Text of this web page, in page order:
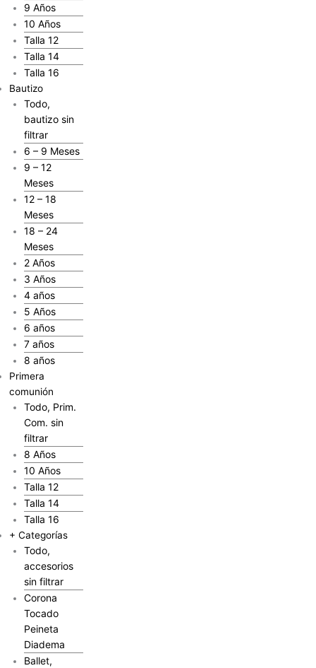
9 Años
10 Años
Talla 12
Talla 14
Talla 16
Bautizo
Todo,
bautizo sin
filtrar
6 – 9 Meses
9 – 12
Meses
12 – 18
Meses
18 – 24
Meses
2 Años
3 Años
4 años
5 Años
6 años
7 años
8 años
Primera
comunión
Todo, Prim.
Com. sin
filtrar
8 Años
10 Años
Talla 12
Talla 14
Talla 16
+ Categorías
Todo,
accesorios
sin filtrar
Corona
Tocado
Peineta
Diadema
Ballet,